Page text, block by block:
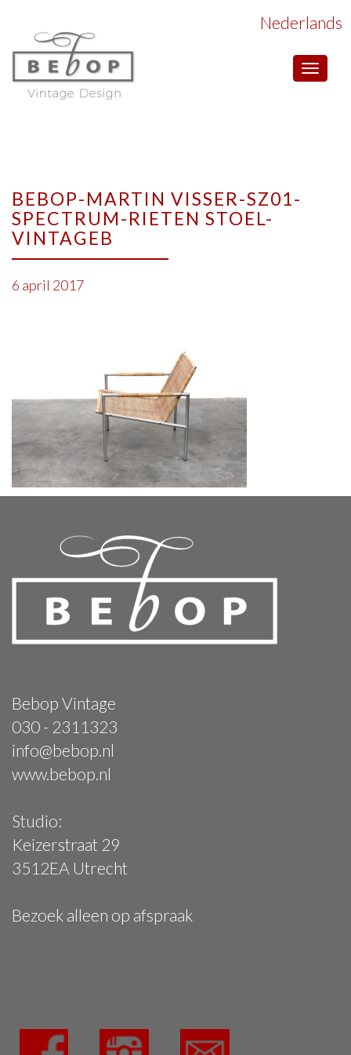
Toggle
Nederlands
BEBOP-MARTIN VISSER-SZ01-
SPECTRUM-RIETEN STOEL-
VINTAGEB
6 april 2017
Bebop Vintage
030 - 2311323
info@bebop.nl
www.bebop.nl
Studio:
Keizerstraat 29
3512EA Utrecht
Bezoek alleen op afspraak